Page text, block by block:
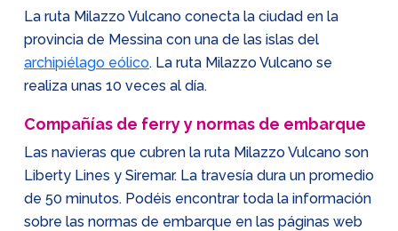
La ruta Milazzo Vulcano conecta la ciudad en la
provincia de Messina con una de las islas del
archipiélago eólico. La ruta Milazzo Vulcano se
realiza unas 10 veces al día.
Compañías de ferry y normas de embarque
Las navieras que cubren la ruta Milazzo Vulcano son
Liberty Lines y Siremar. La travesía dura un promedio
de 50 minutos. Podéis encontrar toda la información
sobre las normas de embarque en las páginas web